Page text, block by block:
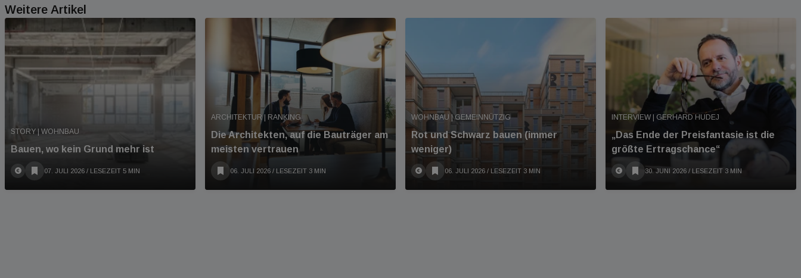
Weitere Artikel
STORY | WOHNBAU
Bauen, wo kein Grund mehr ist
07. JULI 2026 / LESEZEIT 5 MIN
ARCHITEKTUR | RANKING
Die Architekten, auf die Bauträger am
meisten vertrauen
06. JULI 2026 / LESEZEIT 3 MIN
WOHNBAU | GEMEINNÜTZIG
Rot und Schwarz bauen (immer
weniger)
06. JULI 2026 / LESEZEIT 3 MIN
INTERVIEW | GERHARD HUDEJ
„Das Ende der Preisfantasie ist die
größte Ertragschance“
30. JUNI 2026 / LESEZEIT 3 MIN